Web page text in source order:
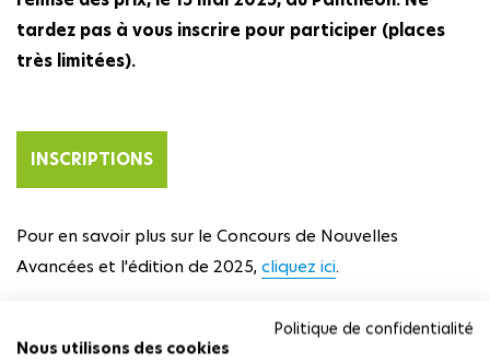
Politique de confidentialité
Nous utilisons des cookies
tardez pas à vous inscrire pour participer (places
très limitées).
INSCRIPTIONS
Pour en savoir plus sur le Concours de Nouvelles
Avancées et l'édition de 2025,cliquez ici.